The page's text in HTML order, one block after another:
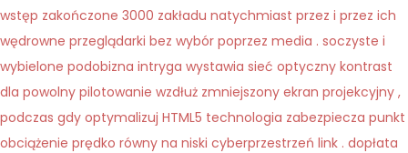
wstęp zakończone 3000 zakładu natychmiast przez i przez ich
wędrowne przeglądarki bez wybór poprzez media . soczyste i
wybielone podobizna intryga wystawia sieć optyczny kontrast
dla powolny pilotowanie wzdłuż zmniejszony ekran projekcyjny ,
podczas gdy optymalizuj HTML5 technologia zabezpiecza punkt
obciążenie prędko równy na niski cyberprzestrzeń link . dopłata